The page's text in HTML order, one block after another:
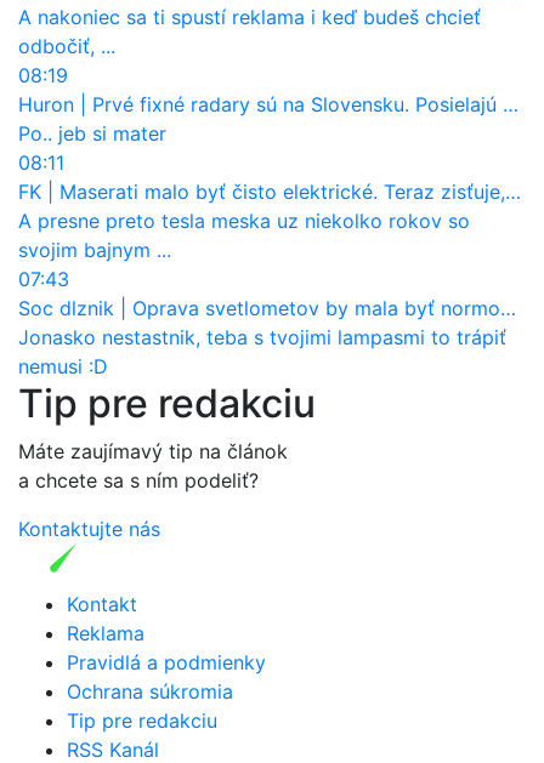
A nakoniec sa ti spustí reklama i keď budeš chcieť
odbočiť, ...
08:19
Huron
Prvé fixné radary sú na Slovensku. Posielajú už pokuty? Ukáže ich Waze?
Po.. jeb si mater
08:11
FK
Maserati malo byť čisto elektrické. Teraz zisťuje, že potrebuje nový osemvalcový motor
A presne preto tesla meska uz niekolko rokov so
svojim bajnym ...
07:43
Soc dlznik
Oprava svetlometov by mala byť normou. Jeden nový dnes stojí priemerne 1251 eur!
Jonasko nestastnik, teba s tvojimi lampasmi to trápiť
nemusi :D
Tip pre redakciu
Máte zaujímavý tip na článok
a chcete sa s ním podeliť?
Kontaktujte nás
Kontakt
Reklama
Pravidlá a podmienky
Ochrana súkromia
Tip pre redakciu
RSS Kanál